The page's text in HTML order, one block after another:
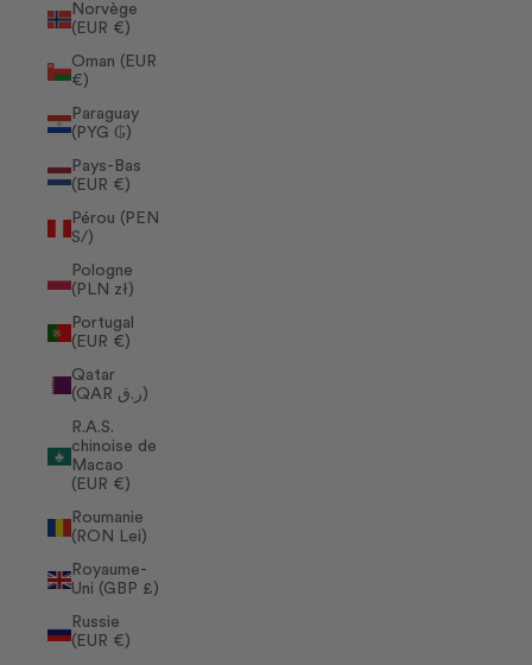
Norvège
(EUR €)
Oman (EUR
€)
Paraguay
(PYG ₲)
Pays-Bas
(EUR €)
Pérou (PEN
S/)
Pologne
(PLN zł)
Portugal
(EUR €)
Qatar
(QAR ر.ق)
R.A.S.
chinoise de
Macao
(EUR €)
Roumanie
(RON Lei)
Royaume-
Uni (GBP £)
Russie
(EUR €)